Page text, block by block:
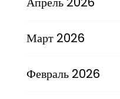
Март 2026
Февраль 2026